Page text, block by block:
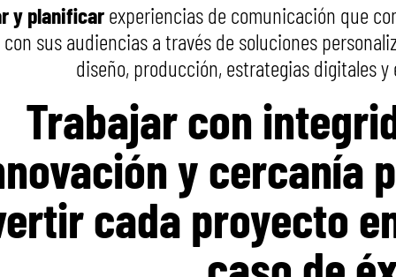
y planificarexperiencias de comunicación que
sus audiencias a través de soluciones
diseño, producción, estrategias digitales y
Trabajar con
ycercanía
cada proyecto